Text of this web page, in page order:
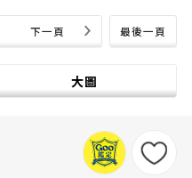
最後一頁
下一頁
大圖